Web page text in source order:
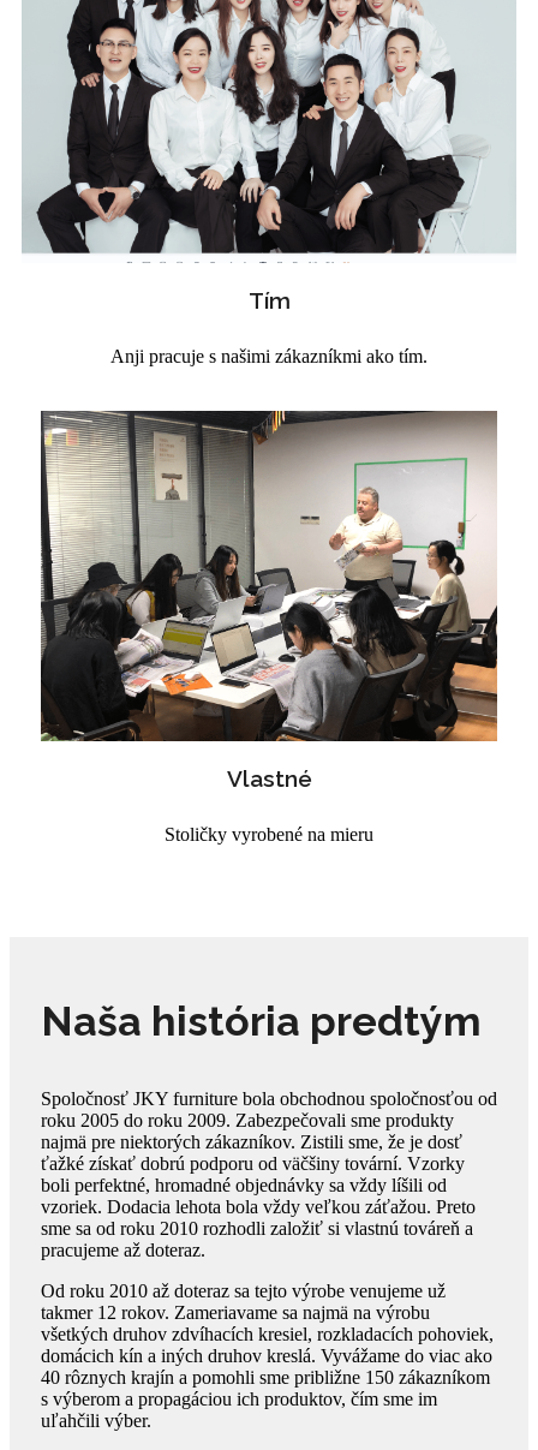
Tím
Anji pracuje s našimi zákazníkmi ako tím.
Vlastné
Stoličky vyrobené na mieru
Naša história predtým
Spoločnosť JKY furniture bola obchodnou spoločnosťou od
roku 2005 do roku 2009. Zabezpečovali sme produkty
najmä pre niektorých zákazníkov. Zistili sme, že je dosť
ťažké získať dobrú podporu od väčšiny tovární. Vzorky
boli perfektné, hromadné objednávky sa vždy líšili od
vzoriek. Dodacia lehota bola vždy veľkou záťažou. Preto
sme sa od roku 2010 rozhodli založiť si vlastnú továreň a
pracujeme až doteraz.
Od roku 2010 až doteraz sa tejto výrobe venujeme už
takmer 12 rokov. Zameriavame sa najmä na výrobu
všetkých druhov zdvíhacích kresiel, rozkladacích pohoviek,
domácich kín a iných druhov kreslá. Vyvážame do viac ako
40 rôznych krajín a pomohli sme približne 150 zákazníkom
s výberom a propagáciou ich produktov, čím sme im
uľahčili výber.